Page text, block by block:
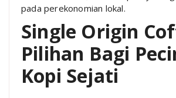
pada perekonomian lokal.
Single Origin
Pilihan Bagi
Kopi Sejati